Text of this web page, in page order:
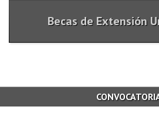
Becas de Extensión